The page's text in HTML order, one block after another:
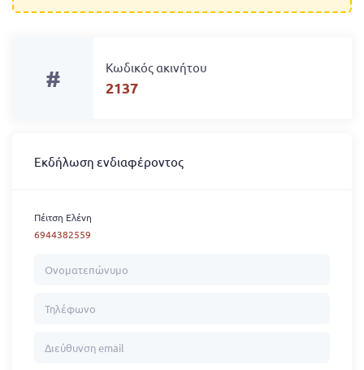
# Κωδικός ακινήτου
2137
Εκδήλωση ενδιαφέροντος
Πέιτση Ελένη
6944382559